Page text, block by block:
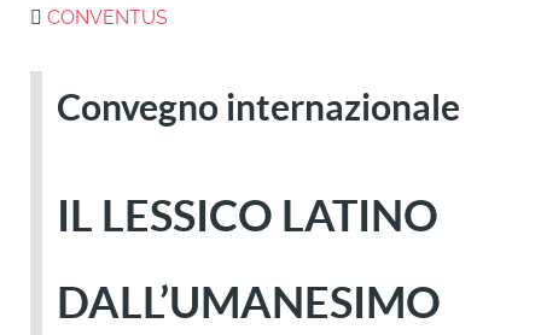
CONVENTUS
Convegno internazionale
IL LESSICO LATINO
DALL’UMANESIMO